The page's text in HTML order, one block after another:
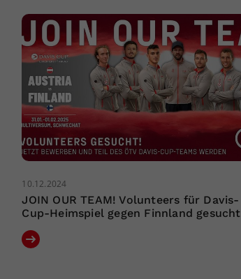
10.12.2024
JOIN OUR TEAM! Volunteers für Davis-
Cup-Heimspiel gegen Finnland gesucht